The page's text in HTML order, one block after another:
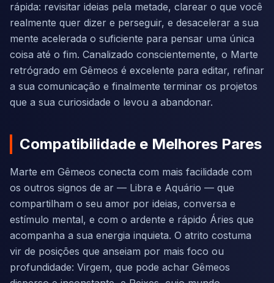
rápida: revisitar ideias pela metade, clarear o que você
realmente quer dizer e perseguir, e desacelerar a sua
mente acelerada o suficiente para pensar uma única
coisa até o fim. Canalizado conscientemente, o Marte
retrógrado em Gêmeos é excelente para editar, refinar
a sua comunicação e finalmente terminar os projetos
que a sua curiosidade o levou a abandonar.
Compatibilidade e Melhores Pares
Marte em Gêmeos conecta com mais facilidade com
os outros signos de ar — Libra e Aquário — que
compartilham o seu amor por ideias, conversa e
estímulo mental, e com o ardente e rápido Áries que
acompanha a sua energia inquieta. O atrito costuma
vir de posições que anseiam por mais foco ou
profundidade: Virgem, que pode achar Gêmeos